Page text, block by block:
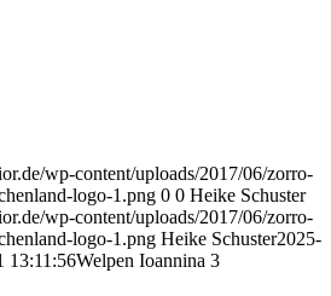
wp-content/uploads/2017/06/zorro-
logo-1.png 0 0 Heike Schuster
wp-content/uploads/2017/06/zorro-
logo-1.png Heike Schuster2025-
13:11:56Welpen Ioannina 3